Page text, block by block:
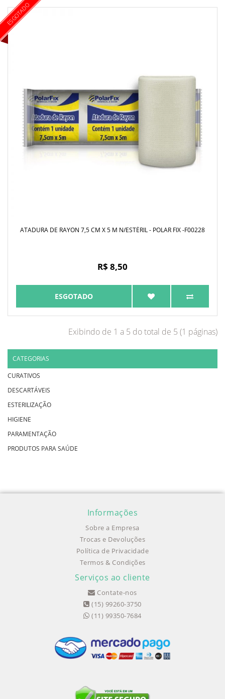
CATEGORIAS
CURATIVOS
DESCARTÁVEIS
ESTERILIZAÇÃO
HIGIENE
PARAMENTAÇÃO
PRODUTOS PARA SAÚDE
ESGOTADO
ATADURA DE RAYON 7,5 CM X 5 M N/ESTÉRIL - POLAR FIX -F00228
R$ 8,50
ESGOTADO
Exibindo de 1 a 5 do total de 5 (1 páginas)
Informações
Sobre a Empresa
Trocas e Devoluções
Política de Privacidade
Termos & Condições
Serviços ao cliente
Contate-nos
(15) 99260-3750
(11) 99350-7684